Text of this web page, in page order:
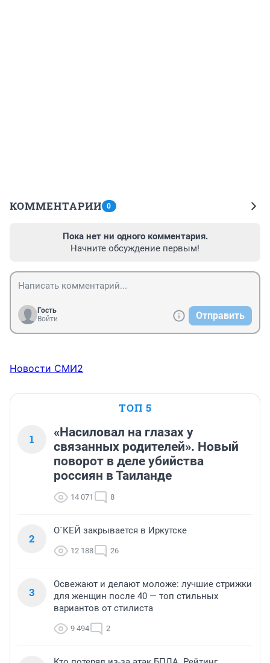
КОММЕНТАРИИ 0
Пока нет ни одного комментария.
Начните обсуждение первым!
Гость
Войти
Отправить
Новости СМИ2
ТОП 5
1
«Насиловал на глазах у
связанных родителей». Новый
поворот в деле убийства
россиян в Таиланде
14 071 8
2
О`КЕЙ закрывается в Иркутске
12 188 26
3
Освежают и делают моложе: лучшие стрижки
для женщин после 40 — топ стильных
вариантов от стилиста
9 494 2